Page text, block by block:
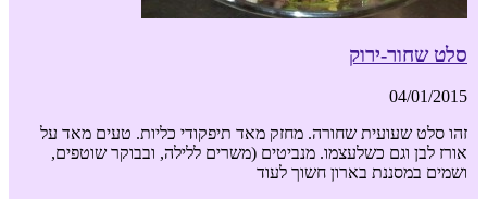
סלט שחור-ירוק
04/01/2015
זהו סלט שעועית שחורה. מחזק מאד תיפקודי כליות. טעים מאד על
אורז לבן וגם כשלעצמו. מנביטים (משרים ללילה, ובבוקר שוטפים,
ושמים במסננת בארון חשוך לעוד